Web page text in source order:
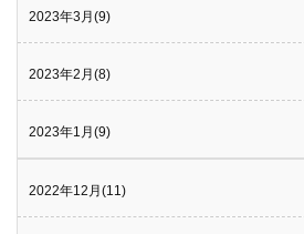
2023年3月(9)
2023年2月(8)
2023年1月(9)
2022年12月(11)